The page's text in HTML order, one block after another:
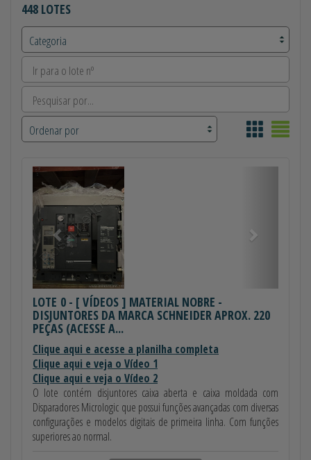
448 LOTES
Anterior
LOTE 0 - [ VÍDEOS ] MATERIAL NOBRE -
DISJUNTORES DA MARCA SCHNEIDER APROX. 220
PEÇAS (ACESSE A...
Clique aqui e acesse a planilha completa
Clique aqui e veja o Vídeo 1
Clique aqui e veja o Vídeo 2
O lote contém disjuntores caixa aberta e caixa moldada com
Disparadores Micrologic que possui funções avançadas com diversas
configurações e modelos digitais de primeira linha. Com funções
superiores ao normal.